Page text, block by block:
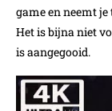
game en neemt
Het is bijna niet
is aangegooid.